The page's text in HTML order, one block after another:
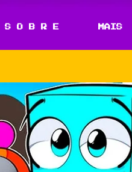
S O B R E MAIS